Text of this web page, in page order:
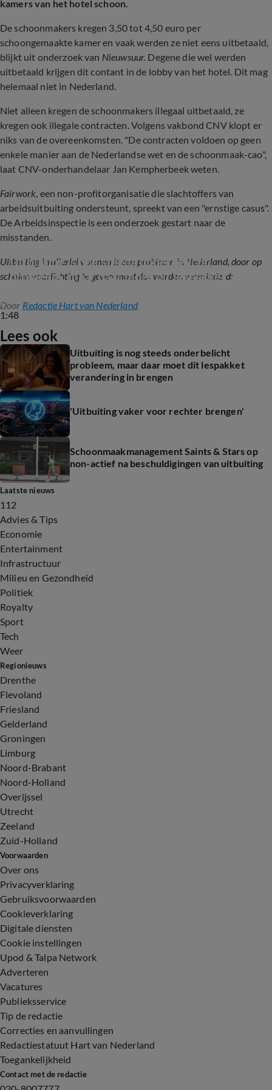
kamers van het hotel schoon.
De schoonmakers kregen 3,50 tot 4,50 euro per
schoongemaakte kamer en vaak werden ze niet eens uitbetaald,
blijkt uit onderzoek van Nieuwsuur. Degene die wel werden
uitbetaald krijgen dit contant in de lobby van het hotel. Dit mag
helemaal niet in Nederland.
Niet alleen kregen de schoonmakers illegaal uitbetaald, ze
kregen ook illegale contracten. Volgens vakbond CNV klopt er
niks van de overeenkomsten. "De contracten voldoen op geen
enkele manier aan de Nederlandse wet en de schoonmaak-cao",
laat CNV-onderhandelaar Jan Kempherbeek weten.
Fairwork, een non-profitorganisatie die slachtoffers van
arbeidsuitbuiting ondersteunt, spreekt van een "ernstige casus".
De Arbeidsinspectie is een onderzoek gestart naar de
misstanden.
Uitbuiting in allerlei vormen is een probleem in Nederland, door op
scholen voorlichting te geven moet dat worden verminderd:
1:48
Uitbuiting is nog steeds onderbelicht
probleem, maar daar moet dit lespakket
Door Redactie Hart van Nederland
Lees ook
Uitbuiting is nog steeds onderbelicht
probleem, maar daar moet dit lespakket
verandering in brengen
'Uitbuiting vaker voor rechter brengen'
Schoonmaakmanagement Saints & Stars op
non-actief na beschuldigingen van uitbuiting
Laatste nieuws
112
Advies & Tips
Economie
Entertainment
Infrastructuur
Milieu en Gezondheid
Politiek
Royalty
Sport
Tech
Weer
Regionieuws
Drenthe
Flevoland
Friesland
Gelderland
Groningen
Limburg
Noord-Brabant
Noord-Holland
Overijssel
Utrecht
Zeeland
Zuid-Holland
Voorwaarden
Over ons
Privacyverklaring
Gebruiksvoorwaarden
Cookieverklaring
Digitale diensten
Cookie instellingen
Upod & Talpa Network
Adverteren
Vacatures
Publieksservice
Tip de redactie
Correcties en aanvullingen
Redactiestatuut Hart van Nederland
Toegankelijkheid
Contact met de redactie